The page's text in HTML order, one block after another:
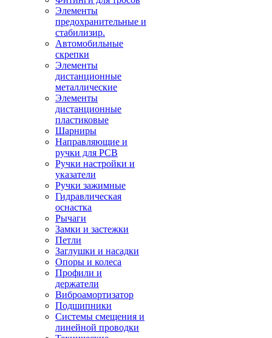
Элементы
предохранительные и
стабилизир.
Автомобильные
скрепки
Элементы
дистанционные
металлические
Элементы
дистанционные
пластиковые
Шарниры
Направляющие и
ручки для PCB
Ручки настройки и
указатели
Ручки зажимные
Гидравлическая
оснастка
Рычаги
Замки и застежки
Петли
Заглушки и насадки
Опоры и колеса
Профили и
держатели
Виброамортизатор
Подшипники
Системы смещения и
линейной проводки